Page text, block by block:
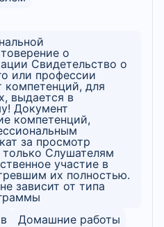
о
Свидетельство о
или профессии
компетенций, для
выдается в
Документ
компетенций,
за просмотр
Слушателям
участие в
их полностью.
зависит от типа
Домашние работы